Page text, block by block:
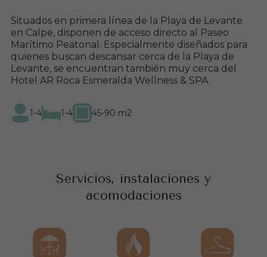
Español
English
Français
Nederlandse
Situados en primera línea de la Playa de Levante
en Calpe, disponen de acceso directo al Paseo
Marítimo Peatonal. Especialmente diseñados para
quienes buscan descansar cerca de la Playa de
Levante, se encuentran también muy cerca del
Hotel AR Roca Esmeralda Wellness & SPA.
1-4 1-4 45-90 m2
Servicios, instalaciones y
acomodaciones